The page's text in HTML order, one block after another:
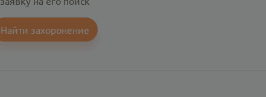
Найти захоронение